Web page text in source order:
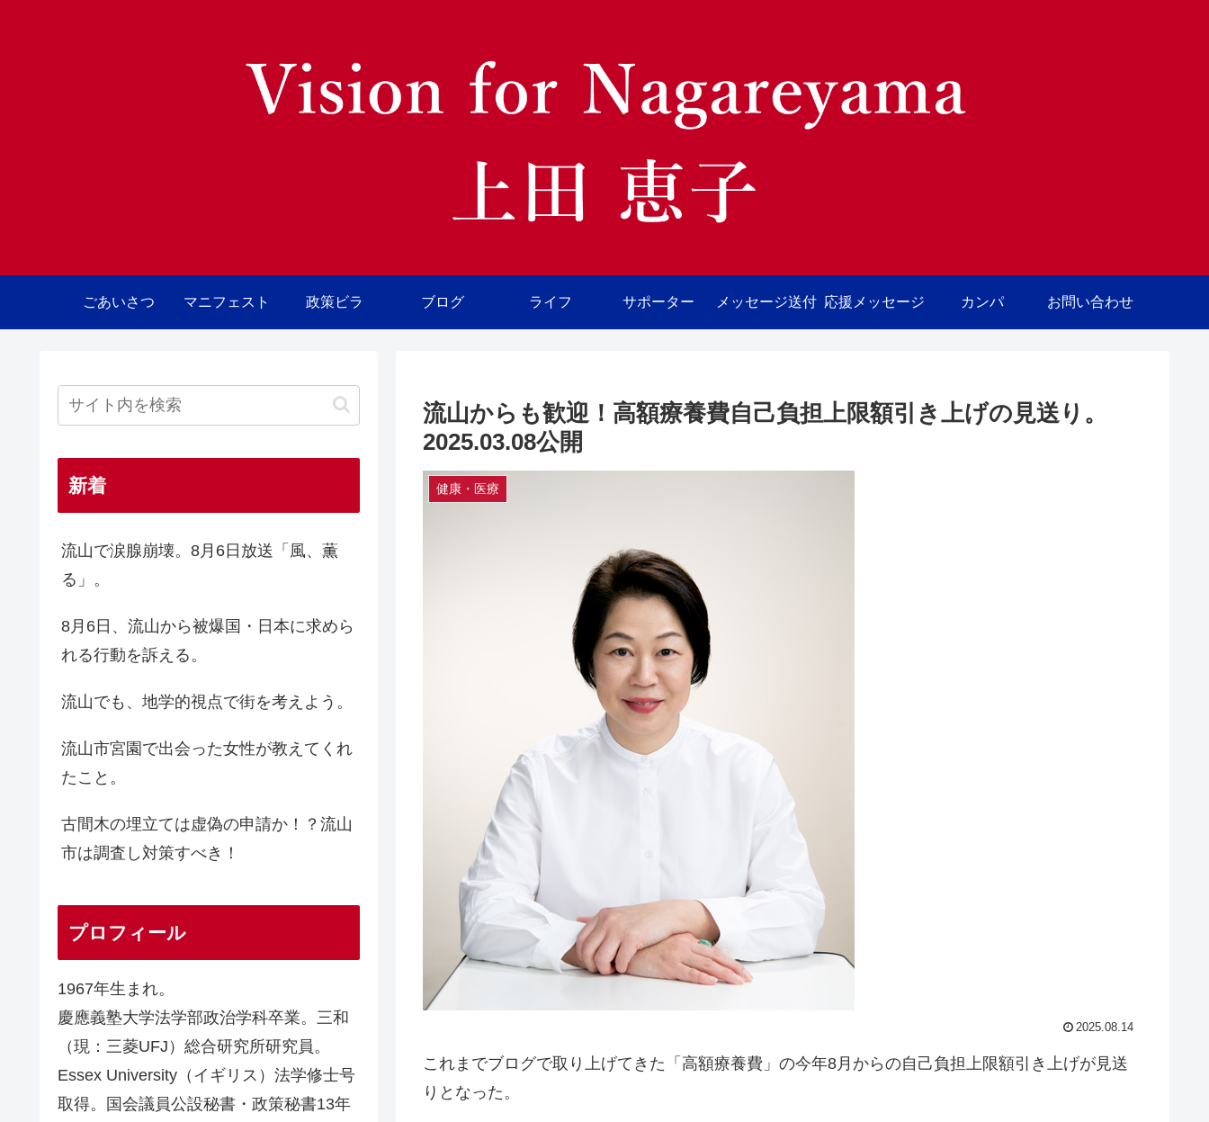
ごあいさつ マニフェスト 政策ビラ ブログ ライフ サポーター メッセージ送付 応援メッセージ カンパ お問い合わせ
流山からも歓迎！高額療養費自己負担上限額引き上げの見送り。
2025.03.08公開
健康・医療
2025.08.14
これまでブログで取り上げてきた「高額療養費」の今年8月からの自己負担上限額引き上げが見送
りとなった。
新着
流山で涙腺崩壊。8月6日放送「風、薫
る」。
8月6日、流山から被爆国・日本に求めら
れる行動を訴える。
流山でも、地学的視点で街を考えよう。
流山市宮園で出会った女性が教えてくれ
たこと。
古間木の埋立ては虚偽の申請か！？流山
市は調査し対策すべき！
プロフィール
1967年生まれ。
慶應義塾大学法学部政治学科卒業。三和
（現：三菱UFJ）総合研究所研究員。
Essex University（イギリス）法学修士号
取得。国会議員公設秘書・政策秘書13年